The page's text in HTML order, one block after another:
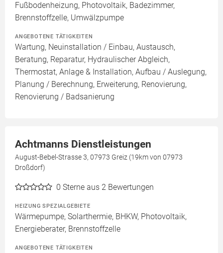
Fußbodenheizung, Photovoltaik, Badezimmer,
Brennstoffzelle, Umwälzpumpe
ANGEBOTENE TÄTIGKEITEN
Wartung, Neuinstallation / Einbau, Austausch,
Beratung, Reparatur, Hydraulischer Abgleich,
Thermostat, Anlage & Installation, Aufbau / Auslegung,
Planung / Berechnung, Erweiterung, Renovierung,
Renovierung / Badsanierung
Achtmanns Dienstleistungen
August-Bebel-Strasse 3, 07973 Greiz (19km von 07973
Droßdorf)
0 Sterne aus 2 Bewertungen
HEIZUNG SPEZIALGEBIETE
Wärmepumpe, Solarthermie, BHKW, Photovoltaik,
Energieberater, Brennstoffzelle
ANGEBOTENE TÄTIGKEITEN